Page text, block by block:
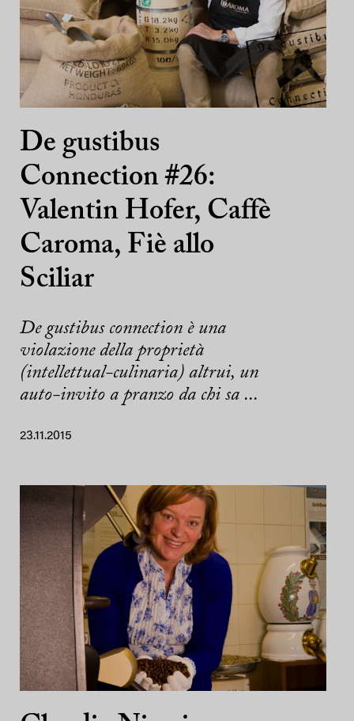
De gustibus
Connection #26:
Valentin Hofer, Caffè
Caroma, Fiè allo
Sciliar
De gustibus connection è una
violazione della proprietà
(intellettual-culinaria) altrui, un
auto-invito a pranzo da chi sa ...
23.11.2015